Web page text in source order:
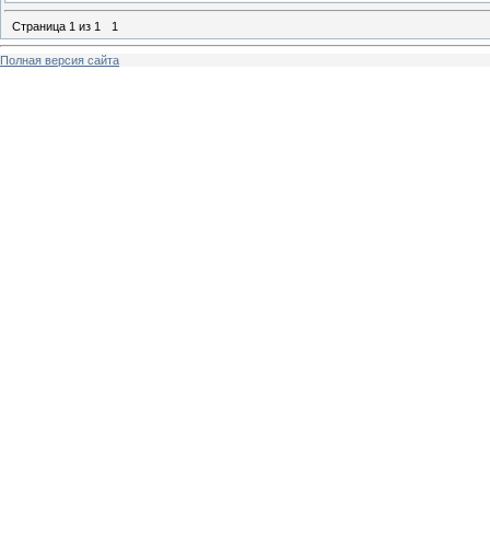
Страница 1 из 1 1
Полная версия сайта